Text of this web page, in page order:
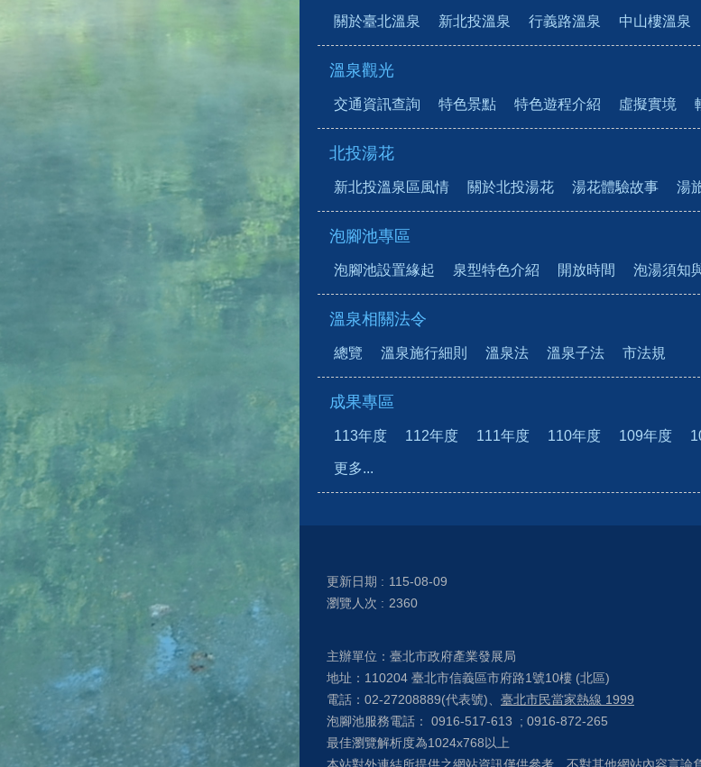
關於臺北溫泉 新北投溫泉 行義路溫泉 中山樓溫泉
溫泉觀光
交通資訊查詢 特色景點 特色遊程介紹 虛擬實境
北投湯花
新北投溫泉區風情 關於北投湯花 湯花體驗故事 湯
泡腳池專區
泡腳池設置緣起 泉型特色介紹 開放時間 泡湯須知
溫泉相關法令
總覽 溫泉施行細則 溫泉法 溫泉子法 市法規
成果專區
113年度 112年度 111年度 110年度 109年度
更多...
更新日期
115-08-09
瀏覽人次
2360
主辦單位：臺北市政府產業發展局
地址：110204 臺北市信義區市府路1號10樓 (北區)
電話：02-27208889(代表號)、 臺北市民當家熱線 1999
泡腳池服務電話： 0916-517-613 ; 0916-872-265
最佳瀏覽解析度為1024x768以上
本站對外連結所提供之網站資訊僅供參考，不對其他網站內容言論